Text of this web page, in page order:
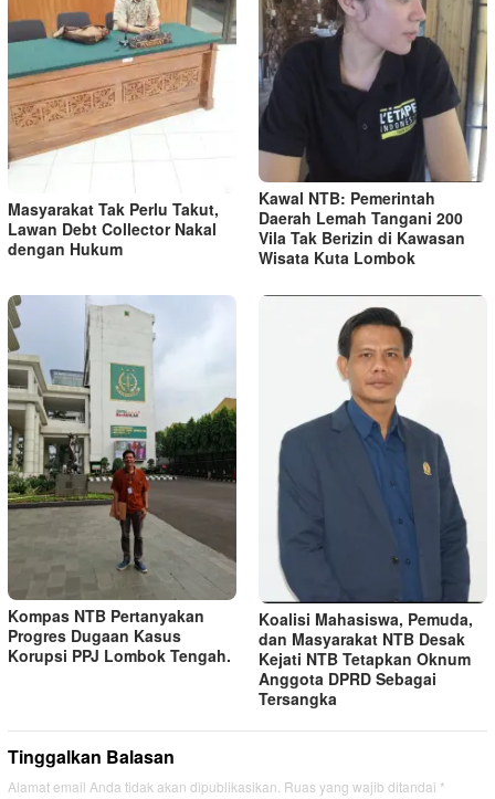
Masyarakat Tak Perlu Takut,
Lawan Debt Collector Nakal
dengan Hukum
Kawal NTB: Pemerintah
Daerah Lemah Tangani 200
Vila Tak Berizin di Kawasan
Wisata Kuta Lombok
Kompas NTB Pertanyakan
Progres Dugaan Kasus
Korupsi PPJ Lombok Tengah.
Koalisi Mahasiswa, Pemuda,
dan Masyarakat NTB Desak
Kejati NTB Tetapkan Oknum
Anggota DPRD Sebagai
Tersangka
Tinggalkan Balasan
Alamat email Anda tidak akan dipublikasikan. Ruas yang wajib ditandai *